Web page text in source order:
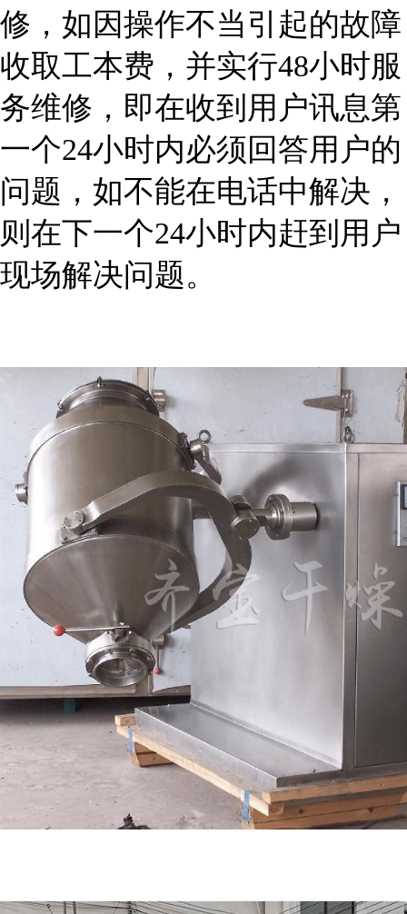
修，如因操作不当引起的故障
收取工本费，并实行48小时服
务维修，即在收到用户讯息第
一个24小时内必须回答用户的
问题，如不能在电话中解决，
则在下一个24小时内赶到用户
现场解决问题。